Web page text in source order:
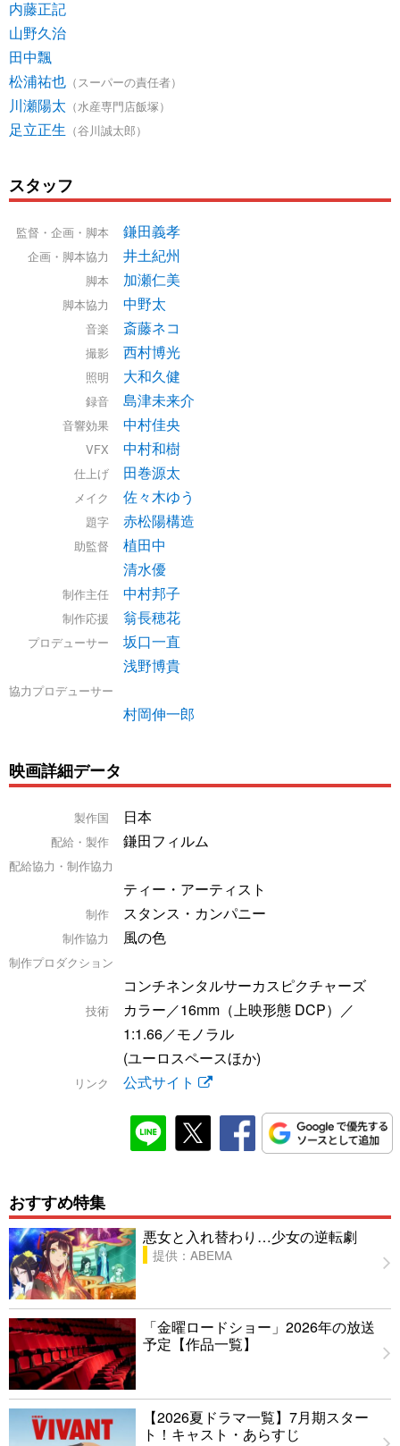
内藤正記
山野久治
田中飄
松浦祐也 （スーパーの責任者）
川瀬陽太 （水産専門店飯塚）
足立正生 （谷川誠太郎）
スタッフ
監督・企画・脚本 鎌田義孝
企画・脚本協力 井土紀州
脚本 加瀬仁美
脚本協力 中野太
音楽 斎藤ネコ
撮影 西村博光
照明 大和久健
録音 島津未来介
音響効果 中村佳央
VFX 中村和樹
仕上げ 田巻源太
メイク 佐々木ゆう
題字 赤松陽構造
助監督
植田中
清水優
制作主任 中村邦子
制作応援 翁長穂花
プロデューサー
坂口一直
浅野博貴
協力プロデューサー
村岡伸一郎
映画詳細データ
製作国 日本
配給・製作 鎌田フィルム
配給協力・制作協力
ティー・アーティスト
制作 スタンス・カンパニー
制作協力 風の色
制作プロダクション
コンチネンタルサーカスピクチャーズ
技術
カラー／16mm（上映形態 DCP）／
1:1.66／モノラル
(ユーロスペースほか)
リンク 公式サイト
おすすめ特集
悪女と入れ替わり…少女の逆転劇
提供：ABEMA
「金曜ロードショー」2026年の放送
予定【作品一覧】
【2026夏ドラマ一覧】7月期スター
ト！キャスト・あらすじ